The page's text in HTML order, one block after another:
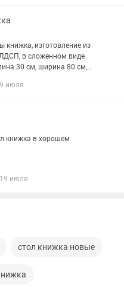
книжка, изготовление из
в сложенном виде
30 см, ширина 80 см,
1 метр 70 см, ширина
июля
книжка в хорошем
июля
стол книжка новые